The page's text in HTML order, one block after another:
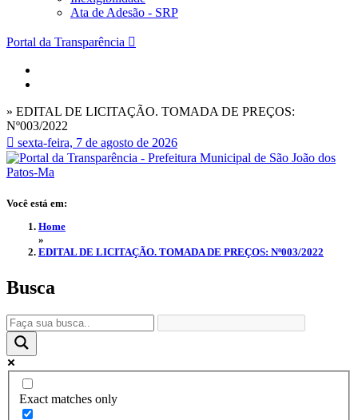
Ata de Adesão - SRP
Portal da Transparência
» EDITAL DE LICITAÇÃO. TOMADA DE PREÇOS:
Nº003/2022
sexta-feira, 7 de agosto de 2026
Você está em:
Home
»
EDITAL DE LICITAÇÃO. TOMADA DE PREÇOS: Nº003/2022
Busca
Exact matches only